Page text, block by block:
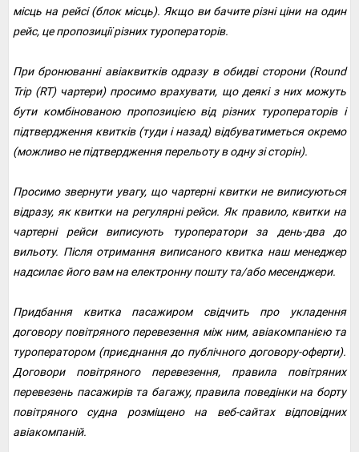
місць на рейсі (блок місць). Якщо ви бачите різні ціни на один
рейс, це пропозиції різних туроператорів.
При бронюванні авіаквитків одразу в обидві сторони (Round
Trip (RT) чартери) просимо врахувати, що деякі з них можуть
бути комбінованою пропозицією від різних туроператорів і
підтвердження квитків (туди і назад) відбуватиметься окремо
(можливо не підтвердження перельоту в одну зі сторін).
Просимо звернути увагу, що чартерні квитки не виписуються
відразу, як квитки на регулярні рейси. Як правило, квитки на
чартерні рейси виписують туроператори за день-два до
вильоту. Після отримання виписаного квитка наш менеджер
надсилає його вам на електронну пошту та/або месенджери.
Придбання квитка пасажиром свідчить про укладення
договору повітряного перевезення між ним, авіакомпанією та
туроператором (приєднання до публічного договору-оферти).
Договори повітряного перевезення, правила повітряних
перевезень пасажирів та багажу, правила поведінки на борту
повітряного судна розміщено на веб-сайтах відповідних
авіакомпаній.